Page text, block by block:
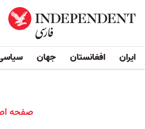
ایران افغانستان جهان
صفحه